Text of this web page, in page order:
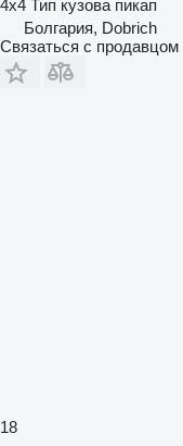
4x4 Тип кузова пикап
Болгария, Dobrich
Связаться с продавцом
18